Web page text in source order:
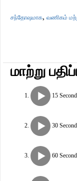
சந்தோஷமாக, வணிகம்
மாற்று
15
30
60